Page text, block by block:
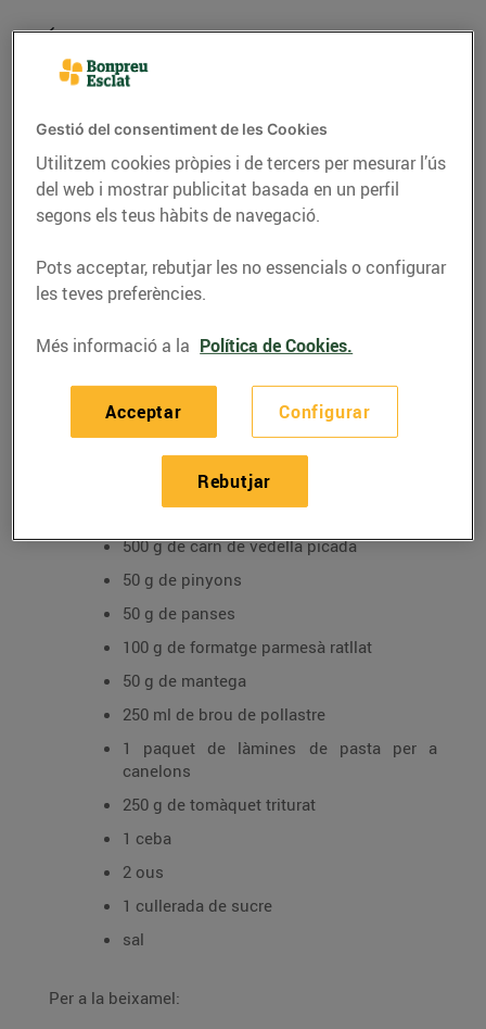
RECEPTES
Canelons de Sant
Esteve amb panses i
pinyons
21/de desembre/2015
500 g de carn de vedella picada
50 g de pinyons
50 g de panses
100 g de formatge parmesà ratllat
50 g de mantega
250 ml de brou de pollastre
1 paquet de làmines de pasta per a
canelons
250 g de tomàquet triturat
1 ceba
2 ous
1 cullerada de sucre
sal
Per a la beixamel:
Gestió del consentiment de les Cookies
Utilitzem cookies pròpies i de tercers per mesurar l’ús
del web i mostrar publicitat basada en un perfil
segons els teus hàbits de navegació.
Pots acceptar, rebutjar les no essencials o configurar
les teves preferències.
Més informació a la Política de Cookies.
Configurar
Rebutjar
Acceptar